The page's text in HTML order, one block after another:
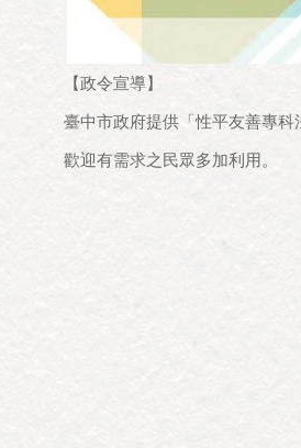
【政令宣導】
臺中市政府提供「性平友善專科
歡迎有需求之民眾多加利用。